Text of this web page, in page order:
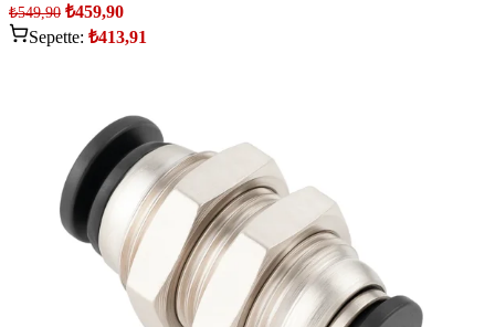
₺549,90 ₺459,90
Sepette: ₺413,91